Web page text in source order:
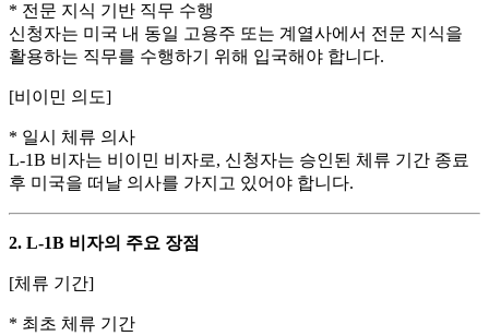
* 전문 지식 기반 직무 수행
신청자는 미국 내 동일 고용주 또는 계열사에서 전문 지식을
활용하는 직무를 수행하기 위해 입국해야 합니다.
[비이민 의도]
* 일시 체류 의사
L-1B 비자는 비이민 비자로, 신청자는 승인된 체류 기간 종료
후 미국을 떠날 의사를 가지고 있어야 합니다.
2. L-1B 비자의 주요 장점
[체류 기간]
* 최초 체류 기간